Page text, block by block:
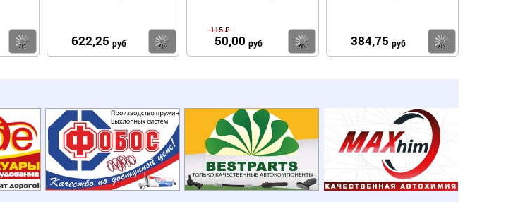
Купить622,25 руб Купить
115 ₽
50,00 руб Купить384,75 руб